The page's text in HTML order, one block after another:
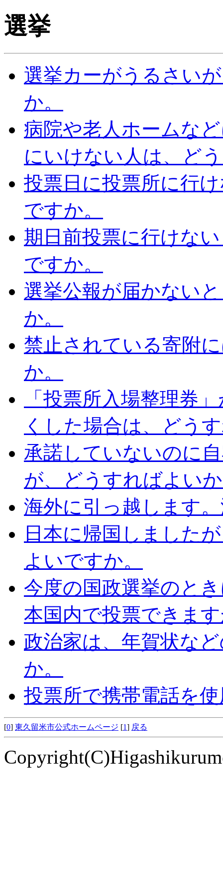
選挙
選挙カーがうるさい
か。
病院や老人ホームな
にいけない人は、ど
投票日に投票所に行
ですか。
期日前投票に行けな
ですか。
選挙公報が届かない
か。
禁止されている寄附
か。
「投票所入場整理券
くした場合は、どう
承諾していないのに
が、どうすればよい
海外に引っ越します
日本に帰国しました
よいですか。
今度の国政選挙のと
本国内で投票できま
政治家は、年賀状な
か。
投票所で携帯電話を
[0] 東久留米市公式ホームページ [1] 戻る